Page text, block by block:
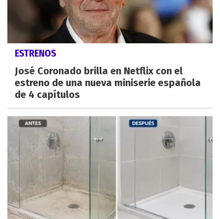
ESTRENOS
José Coronado brilla en Netflix con el
estreno de una nueva miniserie española
de 4 capítulos